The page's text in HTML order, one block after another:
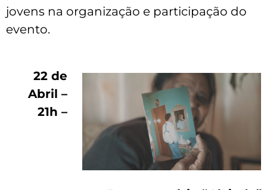
jovens na organização e participação do
evento.
22 de
Abril –
21h –